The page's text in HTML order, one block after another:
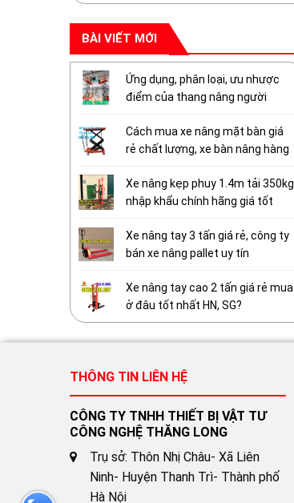
BÀI VIẾT MỚI
Ứng dụng, phân loại, ưu nhược
điểm của thang nâng người
Cách mua xe nâng mặt bàn giá
rẻ chất lượng, xe bàn nâng hàng
Xe nâng kẹp phuy 1.4m tải 350kg
nhập khẩu chính hãng giá tốt
Xe nâng tay 3 tấn giá rẻ, công ty
bán xe nâng pallet uy tín
Xe nâng tay cao 2 tấn giá rẻ mua
ở đâu tốt nhất HN, SG?
THÔNG TIN LIÊN HỆ
CÔNG TY TNHH THIẾT BỊ VẬT TƯ
CÔNG NGHỆ THĂNG LONG
Trụ sở: Thôn Nhị Châu- Xã Liên
Ninh- Huyện Thanh Trì- Thành phố
Hà Nội